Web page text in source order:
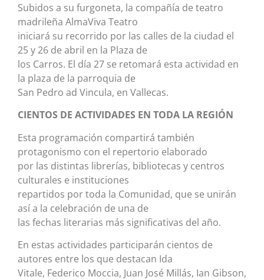
Subidos a su furgoneta, la compañía de teatro
madrileña AlmaViva Teatro
iniciará su recorrido por las calles de la ciudad el
25 y 26 de abril en la Plaza de
los Carros. El día 27 se retomará esta actividad en
la plaza de la parroquia de
San Pedro ad Vincula, en Vallecas.
CIENTOS DE ACTIVIDADES EN TODA LA REGIÓN
Esta programación compartirá también
protagonismo con el repertorio elaborado
por las distintas librerías, bibliotecas y centros
culturales e instituciones
repartidos por toda la Comunidad, que se unirán
así a la celebración de una de
las fechas literarias más significativas del año.
En estas actividades participarán cientos de
autores entre los que destacan Ida
Vitale, Federico Moccia, Juan José Millás, Ian Gibson,